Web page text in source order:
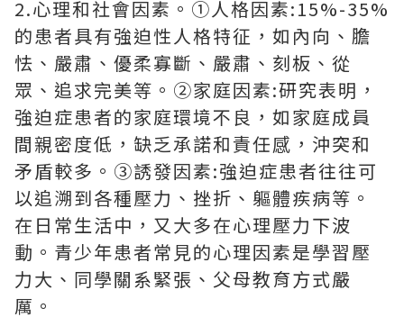
2.心理和社會因素。①人格因素:15%-35%
的患者具有強迫性人格特征，如內向、膽
怯、嚴肅、優柔寡斷、嚴肅、刻板、從
眾、追求完美等。②家庭因素:研究表明，
強迫症患者的家庭環境不良，如家庭成員
間親密度低，缺乏承諾和責任感，沖突和
矛盾較多。③誘發因素:強迫症患者往往可
以追溯到各種壓力、挫折、軀體疾病等。
在日常生活中，又大多在心理壓力下波
動。青少年患者常見的心理因素是學習壓
力大、同學關系緊張、父母教育方式嚴
厲。